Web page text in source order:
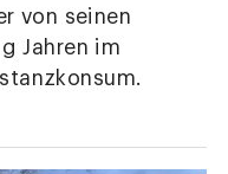
von seinen
Jahren im